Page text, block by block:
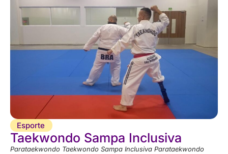
Esporte
Taekwondo Sampa Inclusiva
Parataekwondo Taekwondo Sampa Inclusiva Parataekwondo